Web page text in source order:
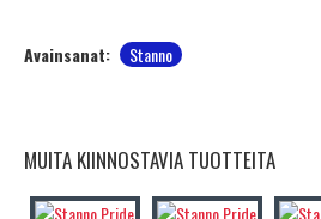
Avainsanat: Stanno
MUITA KIINNOSTAVIA TUOTTEITA